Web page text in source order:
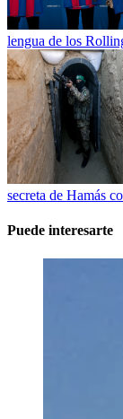
lengua de los
secreta de Hamás
Puede interesarte